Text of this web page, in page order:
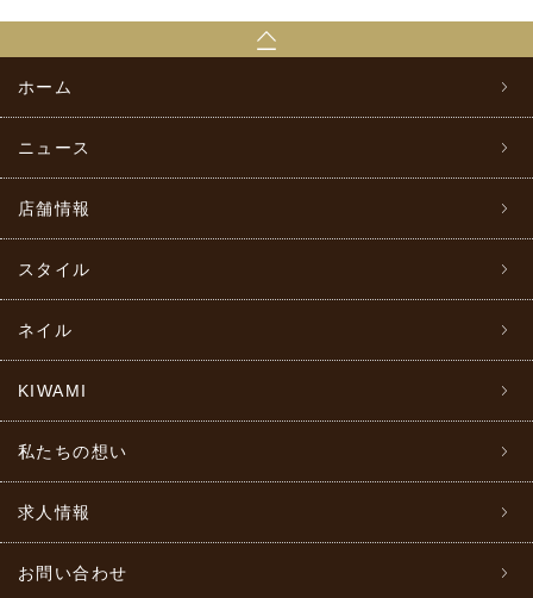
ホーム
ニュース
店舗情報
スタイル
ネイル
KIWAMI
私たちの想い
求人情報
お問い合わせ